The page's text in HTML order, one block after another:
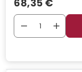
68,35 €